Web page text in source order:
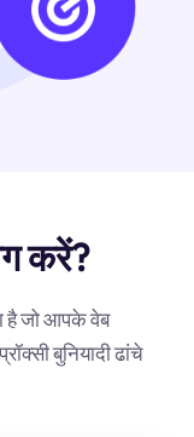
करें?
है जो आपके वेब
बुनियादी ढांचे